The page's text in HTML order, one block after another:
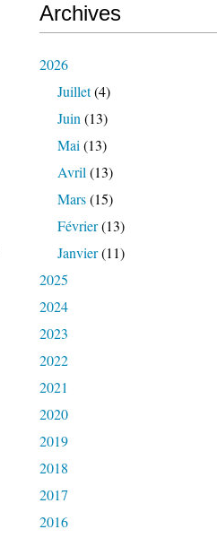
Archives
2026
Juillet(4)
Juin (13)
Mai (13)
Avril (13)
Mars(15)
Février(13)
Janvier(11)
2025
2024
2023
2022
2021
2020
2019
2018
2017
2016